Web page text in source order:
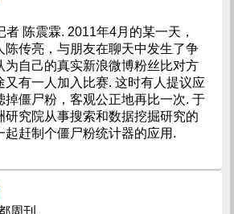
者 陈震霖. 2011年4月的某一天，
陈传亮，与朋友在聊天中发生了争
为自己的真实新浪微博粉丝比对方
又有一人加入比赛. 这时有人提议应
掉僵尸粉，客观公正地再比一次. 于
研究院从事搜索和数据挖掘研究的
起赶制个僵尸粉统计器的应用.
周刊